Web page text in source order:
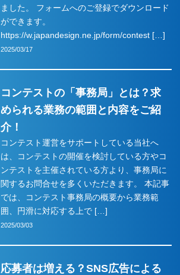
ました。 フォームへのご登録でダウンロード
ができます。
https://w.japandesign.ne.jp/form/contest […]
2025/03/17
コンテストの「事務局」とは？求
められる業務の範囲と内容をご紹
介！
コンテスト運営をサポートしている当社へ
は、コンテストの開催を検討している方やコ
ンテストを主催されている方より、事務局に
関するお問合せを多くいただきます。 本記事
では、コンテスト事務局の概要から業務範
囲、円滑に対応する上で […]
2025/03/03
応募者は増える？SNS広告による